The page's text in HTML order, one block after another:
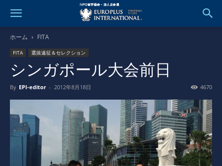
ホーム FITA
FITA 選抜遠征＆セレクション
シンガポール大会前日
By EPI-editor - 2012年8月18日 4670